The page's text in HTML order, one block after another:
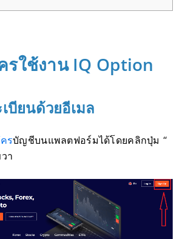
รใช้งาน IQ Option
บียนด้วยอีเมล
รบัญชีบนแพลตฟอร์มได้โดยคลิกปุ่ม “
า